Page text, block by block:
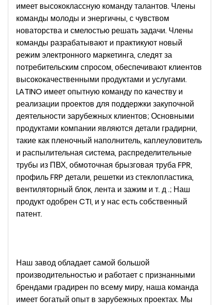
имеет высококлассную команду талантов. Члены
команды молоды и энергичны, с чувством
новаторства и смелостью решать задачи. Члены
команды разрабатывают и практикуют новый
режим электронного маркетинга, следят за
потребительским спросом, обеспечивают клиентов
высококачественными продуктами и услугами.
LATINO имеет опытную команду по качеству и
реализации проектов для поддержки закупочной
деятельности зарубежных клиентов; Основными
продуктами компании являются детали градирни,
такие как пленочный наполнитель, каплеуловитель
и распылительная система, распределительные
трубы из ПВХ, обмоточная брызговая труба FPR,
профиль FRP детали, решетки из стеклопластика,
вентиляторный блок, лента и зажим и т. д .; Наш
продукт одобрен CTI, и у нас есть собственный
патент.
Наш завод обладает самой большой
производительностью и работает с признанными
брендами градирен по всему миру, наша команда
имеет богатый опыт в зарубежных проектах. Мы